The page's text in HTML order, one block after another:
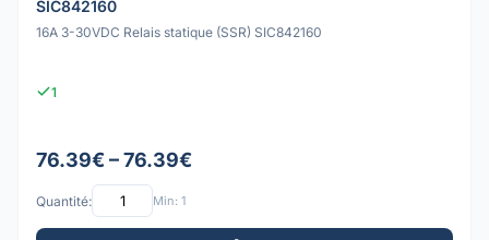
SIC842160
16A 3-30VDC Relais statique (SSR) SIC842160
1
76.39€ – 76.39€
Quantité: Min: 1